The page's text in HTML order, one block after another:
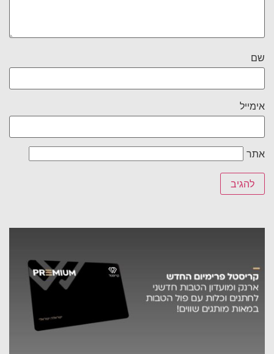
שם
אימייל
אתר